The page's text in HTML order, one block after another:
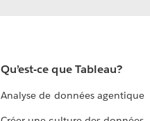
Qu’est-ce que Tableau?
Analyse de données agentique